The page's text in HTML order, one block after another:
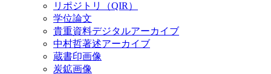
リポジトリ（QIR）
学位論文
貴重資料デジタルアーカイブ
中村哲著述アーカイブ
蔵書印画像
炭鉱画像